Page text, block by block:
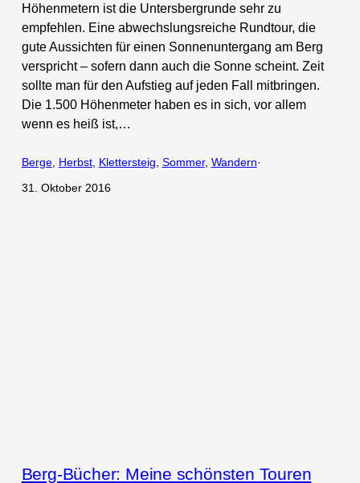
Höhenmetern ist die Untersbergrunde sehr zu
empfehlen. Eine abwechslungsreiche Rundtour, die
gute Aussichten für einen Sonnenuntergang am Berg
verspricht – sofern dann auch die Sonne scheint. Zeit
sollte man für den Aufstieg auf jeden Fall mitbringen.
Die 1.500 Höhenmeter haben es in sich, vor allem
wenn es heiß ist,…
Berge, Herbst, Klettersteig Sommer, Wandern·
31. Oktober 2016
Berg-Bücher: Meine schönsten Touren